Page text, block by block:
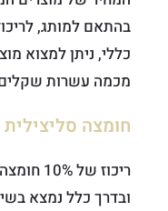
בהתאם למותג,
כללי, ניתן למצוא
מכמה עשרות
חומצה סליצילית 10 אחוז: האם זה מומלץ?
ריכוז
ובדרך כלל נמצא